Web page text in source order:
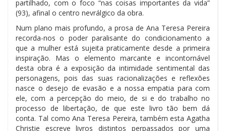
partilhado, com o foco “nas coisas importantes da vida”
(93), afinal o centro nevrálgico da obra.
Num plano mais profundo, a prosa de Ana Teresa Pereira
recorda-nos o poder paralisante do condicionamento a
que a mulher está sujeita praticamente desde a primeira
inspiração. Mas o elemento marcante e incontornável
desta obra é a exposição da intimidade sentimental das
personagens, pois das suas racionalizações e reflexões
nasce o desejo de evasão e a nossa empatia para com
ele, com a percepção do meio, de si e do trabalho no
processo de libertação, de que este livro tão bem dá
conta. Tal como Ana Teresa Pereira, também esta Agatha
Christie escreve livros distintos perpassados por uma